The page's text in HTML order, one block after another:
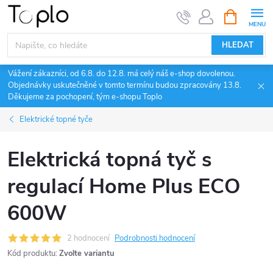
Přejít
obsah
HLEDAT
NÁKUPNÍ
KOŠÍK
Vážení zákazníci, od 6.8. do 12.8. má celý náš e-shop dovolenou.
Objednávky uskutečněné v tomto termínu budou zpracovány 13.8.
Děkujeme za pochopení, tým e-shopu Toplo
Elektrické topné tyče
Elektrická topná tyč s
regulací Home Plus ECO
600W
2 hodnocení Podrobnosti hodnocení
Kód produktu: Zvolte variantu